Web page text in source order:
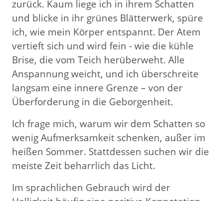
zurück. Kaum liege ich in ihrem Schatten
und blicke in ihr grünes Blätterwerk, spüre
ich, wie mein Körper entspannt. Der Atem
vertieft sich und wird fein - wie die kühle
Brise, die vom Teich herüberweht. Alle
Anspannung weicht, und ich überschreite
langsam eine innere Grenze – von der
Überforderung in die Geborgenheit.
Ich frage mich, warum wir dem Schatten so
wenig Aufmerksamkeit schenken, außer im
heißen Sommer. Stattdessen suchen wir die
meiste Zeit beharrlich das Licht.
Im sprachlichen Gebrauch wird der